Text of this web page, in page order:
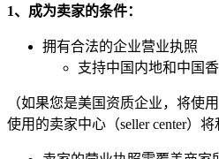
1、成为卖家的条件：
拥有合法的企业营业执照
支持中国内地和中国
（如果您是美国资质企业，将使
使用的卖家中心（seller center）